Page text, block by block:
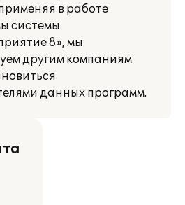
в работе
системы
8», мы
другим компаниям
данных программ.